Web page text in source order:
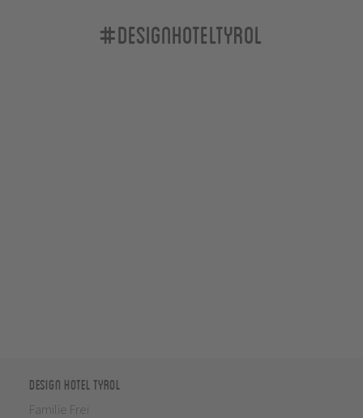
#designhoteltyrol
Design Hotel Tyrol
Familie Frei